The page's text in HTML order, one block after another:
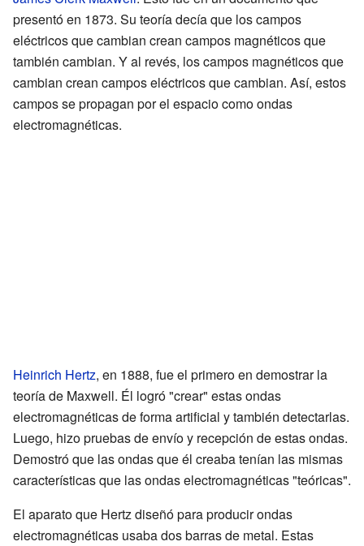
presentó en 1873. Su teoría decía que los campos
eléctricos que cambian crean campos magnéticos que
también cambian. Y al revés, los campos magnéticos que
cambian crean campos eléctricos que cambian. Así, estos
campos se propagan por el espacio como ondas
electromagnéticas.
Heinrich Hertz, en 1888, fue el primero en demostrar la
teoría de Maxwell. Él logró "crear" estas ondas
electromagnéticas de forma artificial y también detectarlas.
Luego, hizo pruebas de envío y recepción de estas ondas.
Demostró que las ondas que él creaba tenían las mismas
características que las ondas electromagnéticas "teóricas".
El aparato que Hertz diseñó para producir ondas
electromagnéticas usaba dos barras de metal. Estas